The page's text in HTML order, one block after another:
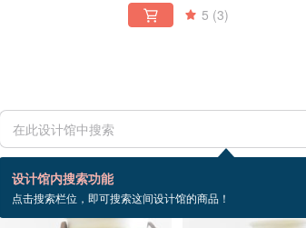
5 (3)
设计馆内搜索功能
点击搜索栏位，即可搜索这间设计馆的商品！
762 个商品